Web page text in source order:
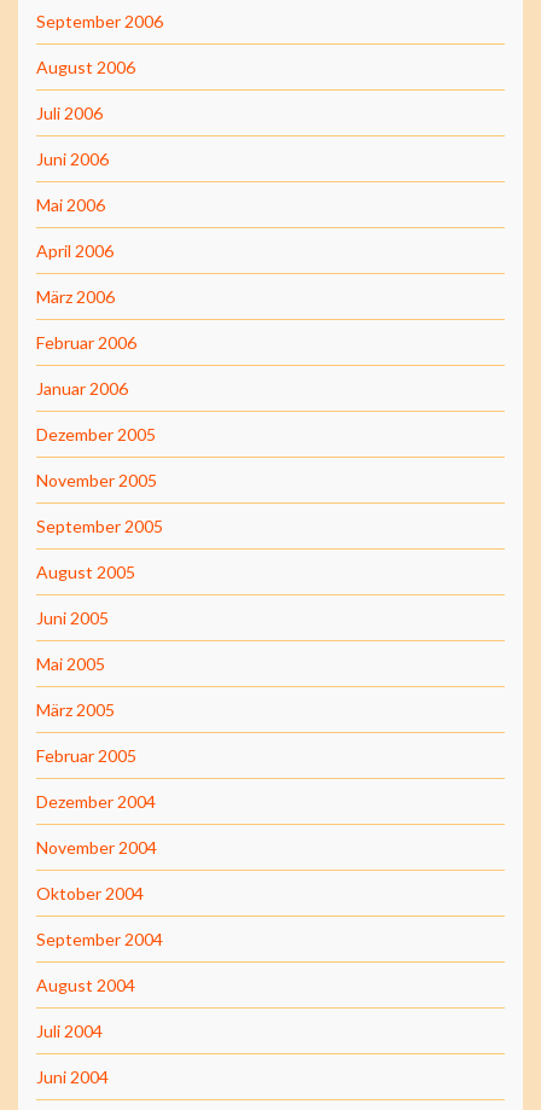
September 2006
August 2006
Juli 2006
Juni 2006
Mai 2006
April 2006
März 2006
Februar 2006
Januar 2006
Dezember 2005
November 2005
September 2005
August 2005
Juni 2005
Mai 2005
März 2005
Februar 2005
Dezember 2004
November 2004
Oktober 2004
September 2004
August 2004
Juli 2004
Juni 2004